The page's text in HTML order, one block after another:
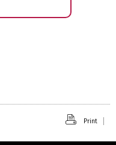
Print